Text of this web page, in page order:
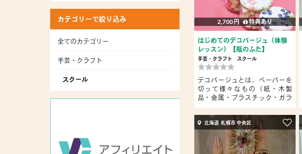
カテゴリーで絞り込み
全てのカテゴリー
手芸・クラフト
スクール
2,700 円 特典あり
はじめてのデコパージュ（体験
レッスン）【瓶のふた】
手芸・クラフト スクール
デコパージュとは、ペーパーを
切って様々なもの（紙・木製
品・金属・プラスチック・ガラ
北海道 札幌市 中央区